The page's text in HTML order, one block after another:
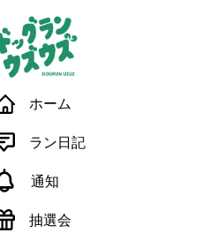
ホーム
ラン日記
通知
抽選会